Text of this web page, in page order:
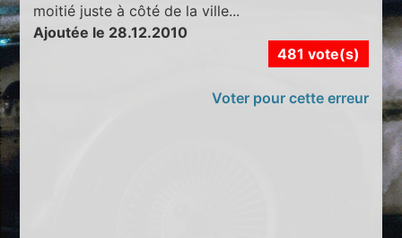
moitié juste à côté de la ville...
Ajoutée le 28.12.2010
481 vote(s)
Voter pour cette erreur